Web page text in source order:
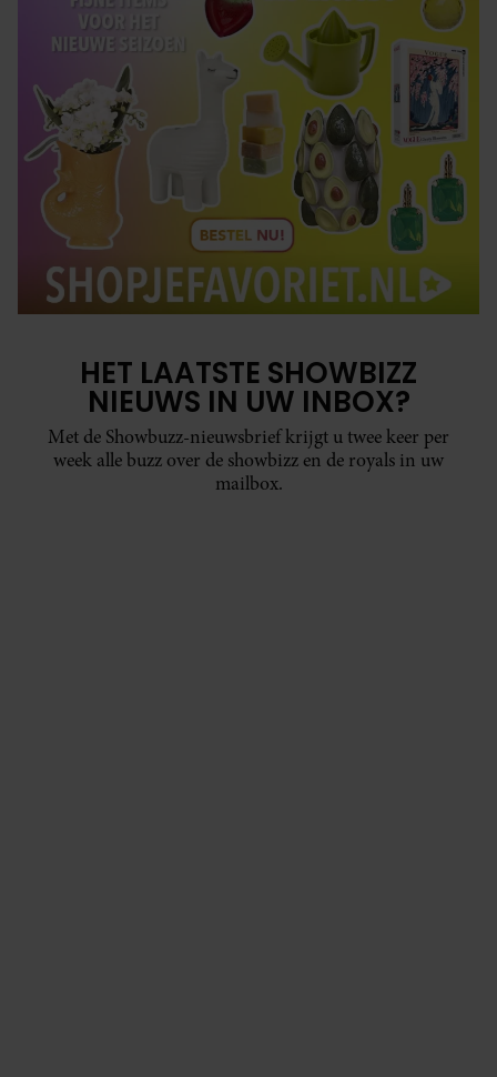
HET LAATSTE SHOWBIZZ
NIEUWS IN UW INBOX?
Met de Showbuzz-nieuwsbrief krijgt u twee keer per
week alle buzz over de showbizz en de royals in uw
mailbox.